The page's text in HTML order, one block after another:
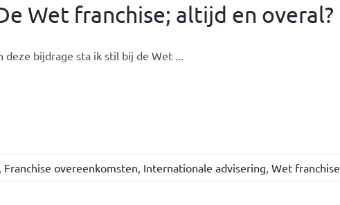
Wet franchise; altijd en overal?
deze bijdrage sta ik stil bij de Wet ...
, Franchise overeenkomsten, Internationale advisering, Wet franchise